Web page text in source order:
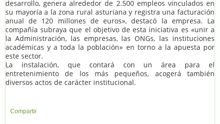
desarrollo, genera alrededor de 2.500 empleos vinculados en
su mayoría a la zona rural asturiana y registra una facturación
anual de 120 millones de euros», destacó la empresa. La
compañía subraya que el objetivo de esta iniciativa es «unir a
la Administración, las empresas, las ONGs, las instituciones
académicas y a toda la población» en torno a la apuesta por
este sector.
La instalación, que contará con un área para el
entretenimiento de los más pequeños, acogerá también
diversos actos de carácter institucional.
Compartir